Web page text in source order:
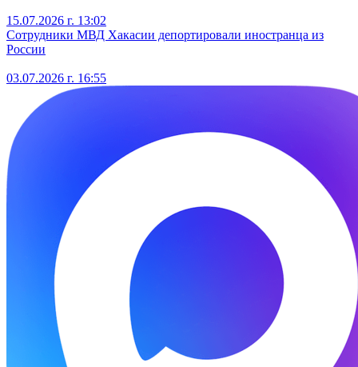
15.07.2026 г. 13:02
Сотрудники МВД Хакасии депортировали иностранца из
России
03.07.2026 г. 16:55